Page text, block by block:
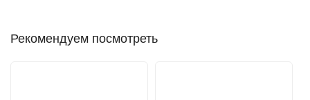
Рекомендуем посмотреть